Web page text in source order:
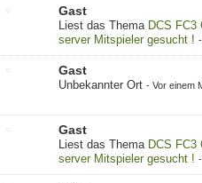
Gast
Liest das Thema DCS FC3
server Mitspieler gesucht ! -
Gast
Unbekannter Ort - Vor einem
Gast
Liest das Thema DCS FC3
server Mitspieler gesucht ! -